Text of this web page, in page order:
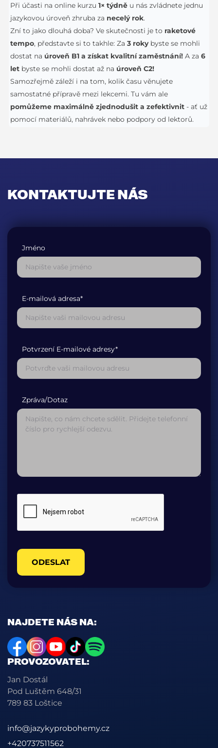
Při účasti na online kurzu1× týdně u nás zvládnete jednu
jazykovou úroveň zhruba za necelý rok.
Zní to jako dlouhá doba? Ve skutečnosti je to raketové
tempo, představte si to takhle: Za3 rokybyste se mohli
dostat na úroveň B1 a získat kvalitní zaměstnání! A za6
let byste se mohli dostat až na úroveň C2!
Samozřejmě záleží i na tom, kolik času věnujete
samostatné přípravě mezi lekcemi. Tu vám ale
pomůžeme maximálně zjednodušit a zefektivnit - ať už
pomocí materiálů, nahrávek nebo podpory od lektorů.
NAJDETE NÁS NA:
PROVOZOVATEL:
Jan Dostál
Pod Luštěm 648/31
789 83 Loštice
info@jazykyprobohemy.cz
+420737511562
KONTAKTUJTE NÁS
Jméno
E-mailová adresa*
Potvrzení E-mailové adresy*
Zpráva/Dotaz
ODESLAT